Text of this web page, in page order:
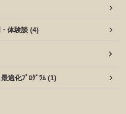
体験談 (4)
適化ﾌﾟﾛｸﾞﾗﾑ (1)